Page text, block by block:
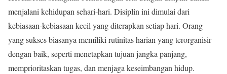
menjalani kehidupan sehari-hari. Disiplin ini dimulai dari
kebiasaan-kebiasaan kecil yang diterapkan setiap hari. Orang
yang sukses biasanya memiliki rutinitas harian yang terorganisir
dengan baik, seperti menetapkan tujuan jangka panjang,
memprioritaskan tugas, dan menjaga keseimbangan hidup.